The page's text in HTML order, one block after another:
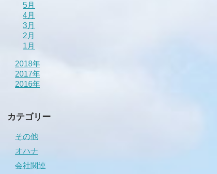
5月
4月
3月
2月
1月
2018年
2017年
2016年
カテゴリー
その他
オハナ
会社関連